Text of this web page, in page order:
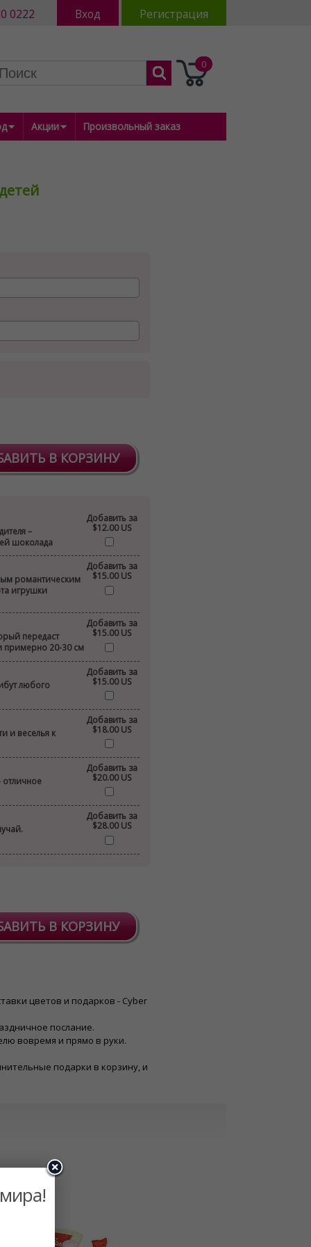
0222 Вход Регистрация
0
Акции Произвольный заказ
В КОРЗИНУ
Добавить за
$12.00 US
–
шоколада
Добавить за
$15.00 US
романтическим
игрушки
Добавить за
$15.00 US
передаст
примерно 20-30 см
Добавить за
$15.00 US
любого
Добавить за
$18.00 US
и веселья к
Добавить за
$20.00 US
отличное
Добавить за
$28.00 US
В КОРЗИНУ
цветов и подарков - Cyber
послание.
вовремя и прямо в руки.
подарки в корзину, и